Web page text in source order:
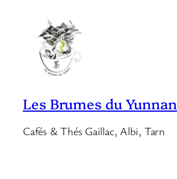
Les Brumes du Yunnan
Cafés & Thés Gaillac, Albi, Tarn